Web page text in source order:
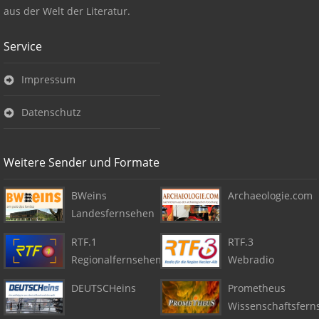
aus der Welt der Literatur.
Service
Impressum
Datenschutz
Weitere Sender und Formate
BWeins
Landesfernsehen
RTF.1
Regionalfernsehen
DEUTSCHeins
Archaeologie.com
RTF.3
Webradio
Prometheus